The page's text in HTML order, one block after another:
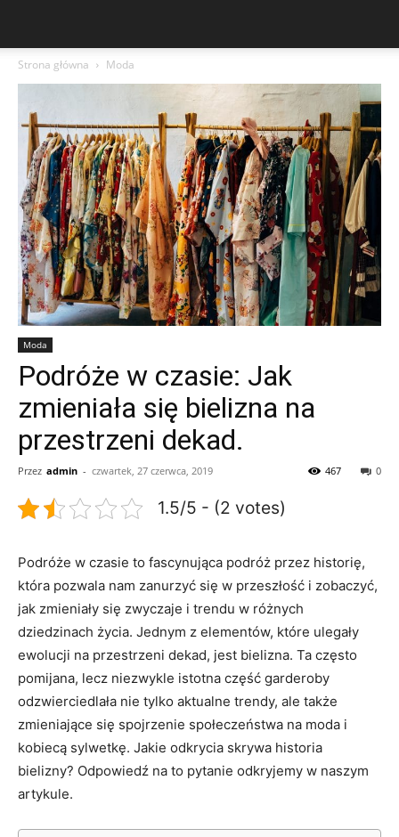
Strona główna Moda
Moda
Podróże w czasie: Jak
zmieniała się bielizna na
przestrzeni dekad.
Przez admin - czwartek, 27 czerwca, 2019 0
467
1.5/5 - (2 votes)
Podróże‌ w czasie to fascynująca podróż ⁤przez historię,
która pozwala nam ‌zanurzyć się w przeszłość⁤ i zobaczyć,
jak​ zmieniały się ⁢zwyczaje i trendu​ w różnych
dziedzinach życia. Jednym ⁢z elementów, które ulegały
‌ewolucji na ⁣przestrzeni dekad, jest ⁢bielizna. Ta często
⁣pomijana, lecz niezwykle istotna część‍ garderoby
odzwierciedlała ​nie tylko aktualne trendy, ale ‌także
⁤zmieniające się spojrzenie społeczeństwa ⁤na moda i
kobiecą sylwetkę. Jakie odkrycia skrywa historia
‌bielizny? Odpowiedź na⁢ to pytanie odkryjemy w ‍naszym
artykule.